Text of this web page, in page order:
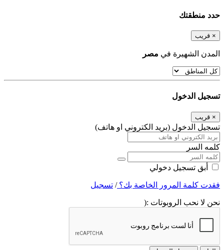
حدد منطقتك
× قريب
المدن الشهيرة في مصر
تسجيل الدخول
× قريب
تسجيل الدخول (بريد الكتروني او هاتف)
كلمه السر
أبق تسجيل دخولي
فقدت كلمة المرور الخاصة بك؟/ تسجيل
نحن لا نحب الروبوتات :(